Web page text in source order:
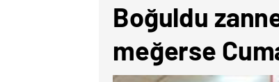
Boğuldu
meğerse